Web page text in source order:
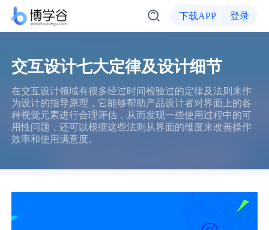
下载APP 登录
交互设计七大定律及设计细节
在交互设计领域有很多经过时间检验过的定律及法则来作
为设计的指导原理，它能够帮助产品设计者对界面上的各
种视觉元素进行合理评估，从而发现一些使用过程中的可
用性问题，还可以根据这些法则从界面的维度来改善操作
效率和使用满意度。